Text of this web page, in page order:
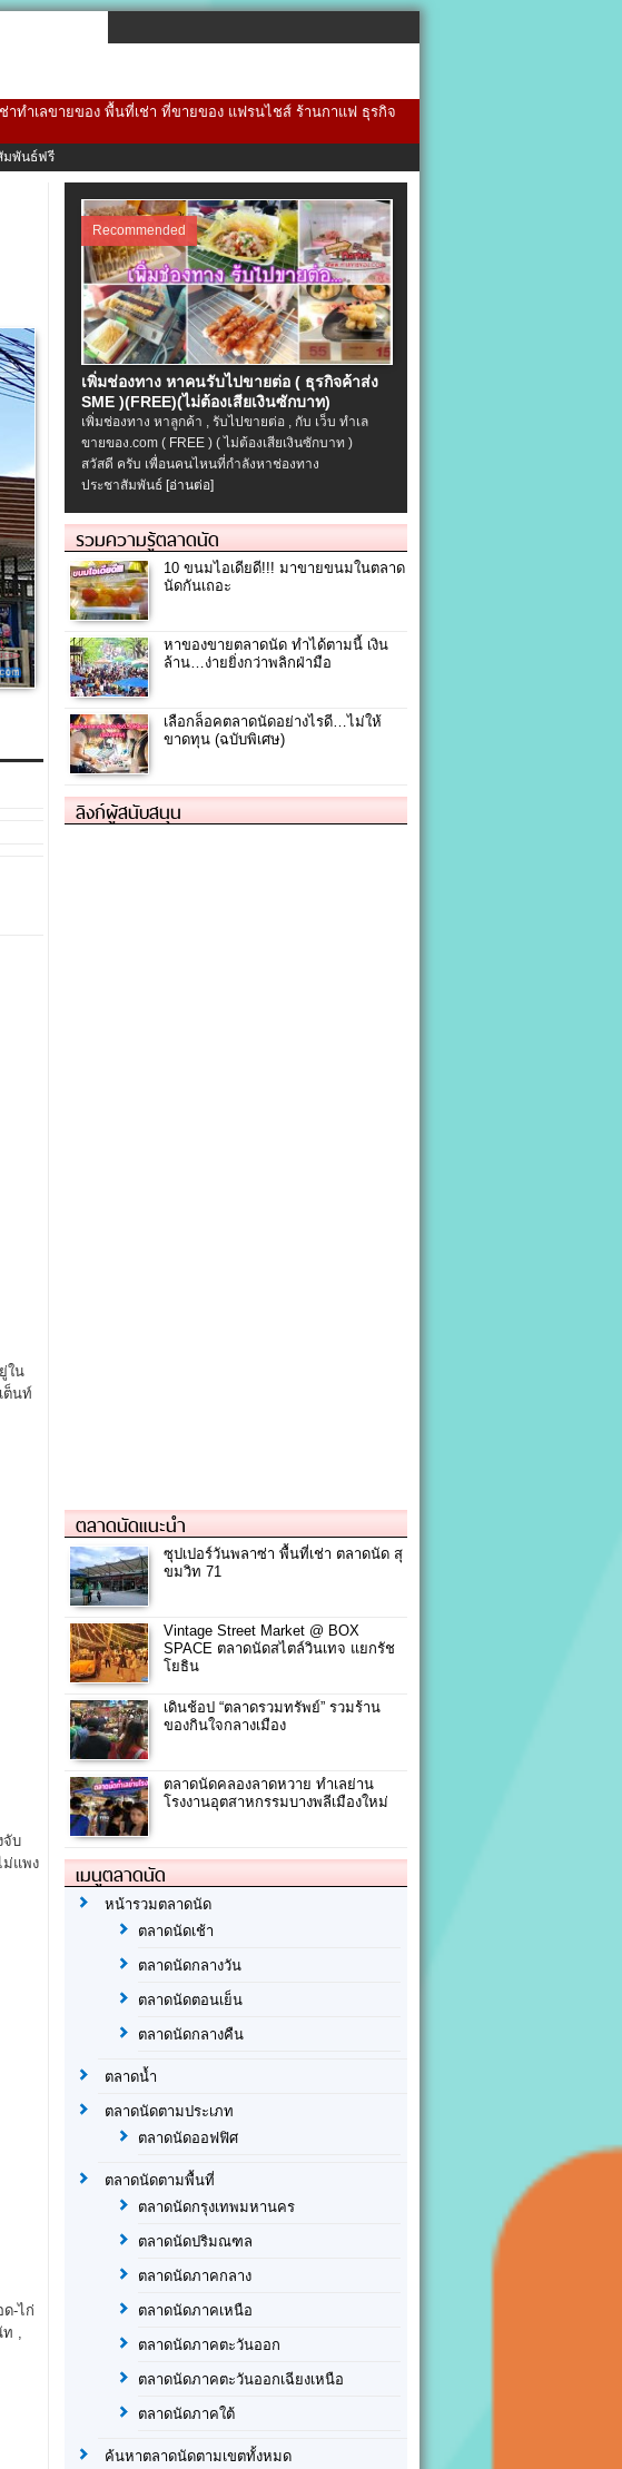
ทำเลขายของ พื้นที่เช่า ที่ขายของ แฟรนไชส์ ร้านกาแฟ ธุรกิจ
มพันธ์ฟรี
ใน
ต็นท์
จับ
ม่แพง
-ไก่
,
Recommended
เพิ่มช่องทาง หาคนรับไปขายต่อ ( ธุรกิจค้าส่ง
SME )(FREE)(ไม่ต้องเสียเงินซักบาท)
เพิ่มช่องทาง หาลูกค้า , รับไปขายต่อ , กับ เว็บ ทำเล
ขายของ.com ( FREE ) ( ไม่ต้องเสียเงินซักบาท )
สวัสดี ครับ เพื่อนคนไหนที่กำลังหาช่องทาง
ประชาสัมพันธ์ [อ่านต่อ]
รวมความรู้ตลาดนัด
10 ขนมไอเดียดี!!! มาขายขนมในตลาด
นัดกันเถอะ
หาของขายตลาดนัด ทำได้ตามนี้ เงิน
ล้าน…ง่ายยิ่งกว่าพลิกฝ่ามือ
เลือกล็อคตลาดนัดอย่างไรดี…ไม่ให้
ขาดทุน (ฉบับพิเศษ)
ลิงก์ผู้สนับสนุน
ตลาดนัดแนะนำ
ซุปเปอร์วันพลาซ่า พื้นที่เช่า ตลาดนัด สุ
ขมวิท 71
Vintage Street Market @ BOX
SPACE ตลาดนัดสไตล์วินเทจ แยกรัช
โยธิน
เดินช้อป “ตลาดรวมทรัพย์” รวมร้าน
ของกินใจกลางเมือง
ตลาดนัดคลองลาดหวาย ทำเลย่าน
โรงงานอุตสาหกรรมบางพลีเมืองใหม่
เมนูตลาดนัด
หน้ารวมตลาดนัด
ตลาดนัดเช้า
ตลาดนัดกลางวัน
ตลาดนัดตอนเย็น
ตลาดนัดกลางคืน
ตลาดน้ำ
ตลาดนัดตามประเภท
ตลาดนัดออฟฟิศ
ตลาดนัดตามพื้นที่
ตลาดนัดกรุงเทพมหานคร
ตลาดนัดปริมณฑล
ตลาดนัดภาคกลาง
ตลาดนัดภาคเหนือ
ตลาดนัดภาคตะวันออก
ตลาดนัดภาคตะวันออกเฉียงเหนือ
ตลาดนัดภาคใต้
ค้นหาตลาดนัดตามเขตทั้งหมด